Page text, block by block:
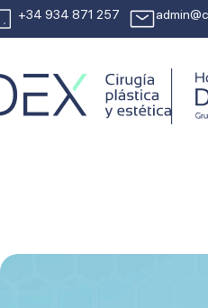
+34 934 871 257